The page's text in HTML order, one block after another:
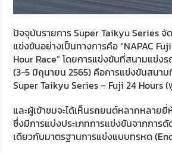
ปัจจุบันรายการ Super Taikyu Series จั
แข่งขันอย่างเป็นทางการคือ “NAPAC Fuji
Hour Race” โดยการแข่งขันที่สนามแข่ง
(3-5 มิถุนายน 2565) คือการแข่งขันสนาม
Super Taikyu Series – Fuji 24 Hours (
และผู้เข้าชมจะได้เห็นรถยนต์หลากหลายยี่
ซึ่งมีการแบ่งประเภทการแข่งขันจากการ
เดียวกับมาตรฐานการแข่งแบบทรหด